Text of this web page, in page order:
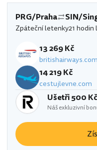
PRG/Praha SIN/
Zpáteční letenky21
13 269 Kč
britishairways.com
14 219 Kč
cestujlevne.com
Ušetři 500 Kč
Náš exkluzivní